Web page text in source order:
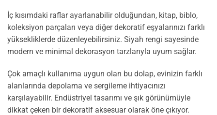
İç kısımdaki raflar ayarlanabilir olduğundan, kitap, biblo,
koleksiyon parçaları veya diğer dekoratif eşyalarınızı farklı
yüksekliklerde düzenleyebilirsiniz. Siyah rengi sayesinde
modern ve minimal dekorasyon tarzlarıyla uyum sağlar.
Çok amaçlı kullanıma uygun olan bu dolap, evinizin farklı
alanlarında depolama ve sergileme ihtiyacınızı
karşılayabilir. Endüstriyel tasarımı ve şık görünümüyle
dikkat çeken bir dekoratif aksesuar olarak öne çıkıyor.